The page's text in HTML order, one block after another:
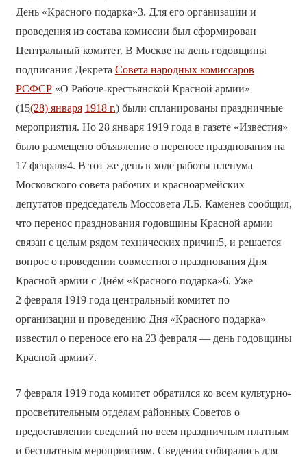
День «Красного подарка»3. Для его организации и
проведения из состава комиссии был сформирован
Центральный комитет. В Москве на день годовщины
подписания Декрета Совета народных комиссаров
РСФСР«О Рабоче-крестьянской Красной армии»
(15(28) января 1918 г.) были спланированы праздничные
мероприятия. Но 28 января 1919 года в газете «Известия»
было размещено объявление о переносе празднования на
17 февраля4. В тот же день в ходе работы пленума
Московского совета рабочих и красноармейских
депутатов председатель Моссовета Л.Б. Каменев сообщил,
что перенос празднования годовщины Красной армии
связан с целым рядом технических причин5, и решается
вопрос о проведении совместного празднования Дня
Красной армии с Днём «Красного подарка»6. Уже
2 февраля 1919 года центральный комитет по
организации и проведению Дня «Красного подарка»
известил о переносе его на 23 февраля — день годовщины
Красной армии7.
7 февраля 1919 года комитет обратился ко всем культурно-
просветительным отделам районных Советов о
предоставлении сведений по всем праздничным платным
и бесплатным мероприятиям. Сведения собирались для